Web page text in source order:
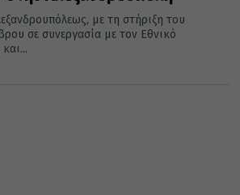
με τη στήριξη του
σε συνεργασία με τον Εθνικό